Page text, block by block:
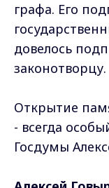
графа. Его
довелось
законотворцу.
Открытие
- всегда
Госдумы